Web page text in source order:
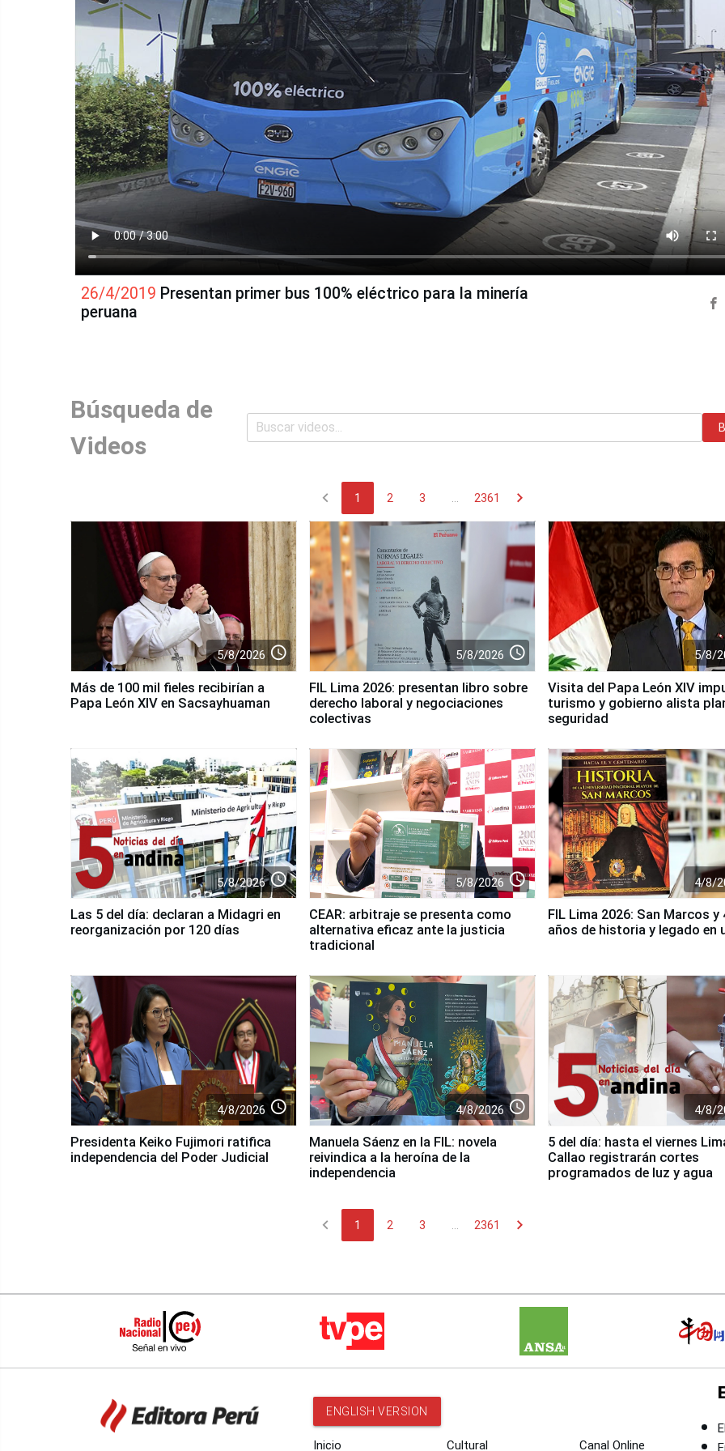
26/4/2019 Presentan primer bus 100% eléctrico para la minería
peruana
Búsqueda de
Videos
chevron_left 1 2 3 ... 2361 chevron_right
5/8/2026 access_time
Más de 100 mil fieles recibirían a
Papa León XIV en Sacsayhuaman
5/8/2026 access_time
FIL Lima 2026: presentan libro sobre
derecho laboral y negociaciones
colectivas
5/8/
Visita del Papa León XIV
turismo y gobierno alista
seguridad
5/8/2026 access_time
Las 5 del día: declaran a Midagri en
reorganización por 120 días
5/8/2026 access_time
CEAR: arbitraje se presenta como
alternativa eficaz ante la justicia
tradicional
4/8/
FIL Lima 2026: San Marcos y
años de historia y legado en
4/8/2026 access_time
Presidenta Keiko Fujimori ratifica
independencia del Poder Judicial
4/8/2026 access_time
Manuela Sáenz en la FIL: novela
reivindica a la heroína de la
independencia
4/8/
5 del día: hasta el viernes
Callao registrarán cortes
programados de luz y agua
chevron_left 1 2 3 2361 chevron_right
ENGLISH VERSION
Inicio Cultural Canal Online